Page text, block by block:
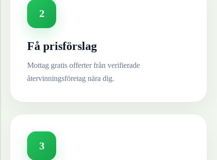
2
Få prisförslag
Mottag gratis offerter från verifierade
återvinningsföretag nära dig.
3